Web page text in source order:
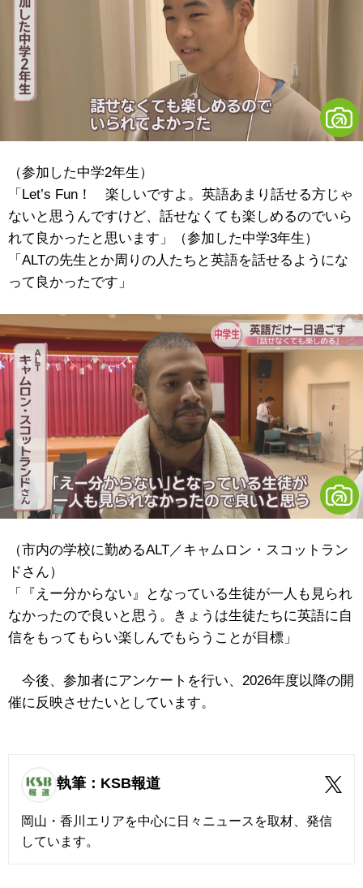
（参加した中学2年生）
「Let’s Fun！ 楽しいですよ。英語あまり話せる方じゃ
ないと思うんですけど、話せなくても楽しめるのでいら
れて良かったと思います」（参加した中学3年生）
「ALTの先生とか周りの人たちと英語を話せるようにな
って良かったです」
（市内の学校に勤めるALT／キャムロン・スコットラン
ドさん）
「『えー分からない』となっている生徒が一人も見られ
なかったので良いと思う。きょうは生徒たちに英語に自
信をもってもらい楽しんでもらうことが目標」
今後、参加者にアンケートを行い、2026年度以降の開
催に反映させたいとしています。
執筆：KSB報道
岡山・香川エリアを中心に日々ニュースを取材、発信
しています。